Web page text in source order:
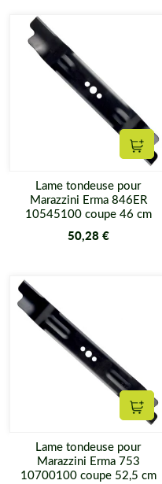
Lame tondeuse pour
Marazzini Erma 846ER
10545100 coupe 46 cm
50,28 €
Lame tondeuse pour
Marazzini Erma 753
10700100 coupe 52,5 cm